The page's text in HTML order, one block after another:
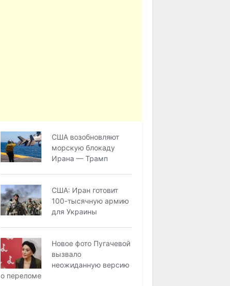
США возобновляют
морскую блокаду
Ирана — Трамп
США: Иран готовит
100-тысячную армию
для Украины
Новое фото Пугачевой
вызвало
неожиданную версию
о переломе